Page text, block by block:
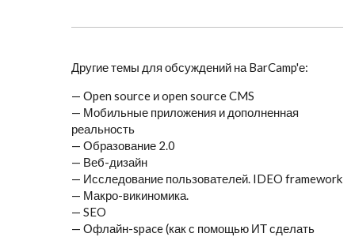
Другие темы для обсуждений на BarCamp'е:
— Оpen sourсe и open sourсe CMS
— Мобильные приложения и дополненная
реальность
— Образование 2.0
— Веб-дизайн
— Исследование пользователей. IDEO framework
— Макро-викиномика.
— SEO
— Офлайн-space (как с помощью ИТ сделать